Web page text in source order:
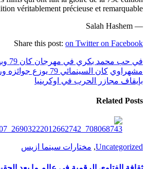
véritablement précieuse et remarquable.
— Salah Hashem
Share this post: on Twitter on Facebook
في
مشهراوي
كان السينمائي 79
بإيقاف مجازر الحرب في اوكرينيا
Related Posts
Uncategorized
, مختارات سينما ازيس